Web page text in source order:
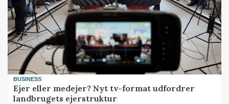
BUSINESS
Ejer eller medejer? Nyt tv-format udfordrer
landbrugets ejerstruktur